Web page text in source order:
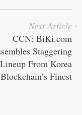
Next Article
CCN: BiKi.com
Staggering
From Korea
Blockchain’s Finest